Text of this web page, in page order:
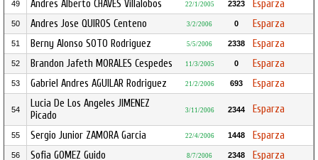
49 Andres Alberto CHAVES Villalobos 22/1/2005 2323 Esparza
50 Andres Jose QUIROS Centeno 3/2/2006 0 Esparza
51 Berny Alonso SOTO Rodriguez 5/5/2006 2338 Esparza
52 Brandon Jafeth MORALES Cespedes 11/3/2005 0 Esparza
53 Gabriel Andres AGUILAR Rodriguez 21/2/2006 693 Esparza
54
Lucia De Los Angeles JIMENEZ
Picado
3/11/2006 2344 Esparza
55 Sergio Junior ZAMORA Garcia 22/4/2006 1448 Esparza
56 Sofia GOMEZ Guido 8/7/2006 2348 Esparza